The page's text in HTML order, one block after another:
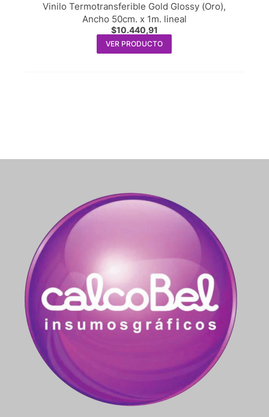
Vinilo Termotransferible Gold Glossy (Oro),
Ancho 50cm. x 1m. lineal
$10.440,91
VER PRODUCTO